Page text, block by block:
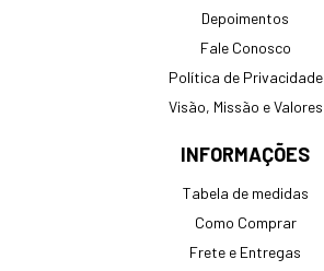
Depoimentos
Fale Conosco
Política de Privacidade
Visão, Missão e Valores
INFORMAÇÕES
Tabela de medidas
Como Comprar
Frete e Entregas